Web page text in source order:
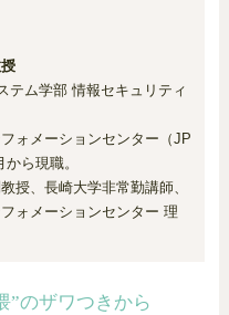
テム学部 情報セキュリティ
ォメーションセンター（JP
ら現職。
授、長崎大学非常勤講師、
ォメーションセンター 理
”のザワつきから